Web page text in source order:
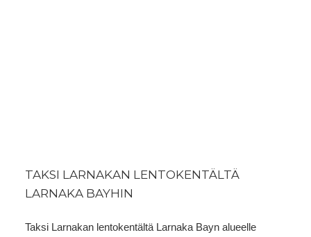
TAKSI LARNAKAN LENTOKENTÄLTÄ
LARNAKA BAYHIN
Taksi Larnakan lentokentältä Larnaka Bayn alueelle